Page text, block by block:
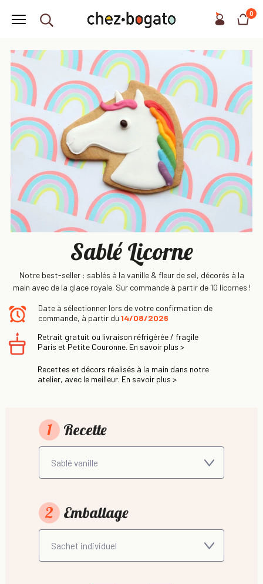
0
Sablé Licorne
Notre best-seller : sablés à la vanille & fleur de sel, décorés à la
main avec de la glace royale. Sur commande à partir de 10 licornes !
Date à sélectionner lors de votre confirmation de
commande, à partir du 14/08/2026
Retrait gratuit ou livraison réfrigérée / fragile
Paris et Petite Couronne. En savoir plus >
Recettes et décors réalisés à la main dans notre
atelier, avec le meilleur. En savoir plus >
1 Recette
2 Emballage